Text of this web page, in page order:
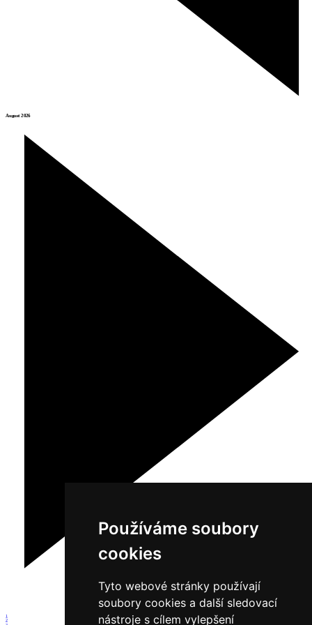
Používáme soubory
cookies
Tyto webové stránky používají
soubory cookies a další sledovací
nástroje s cílem vylepšení
August 2026
1
2